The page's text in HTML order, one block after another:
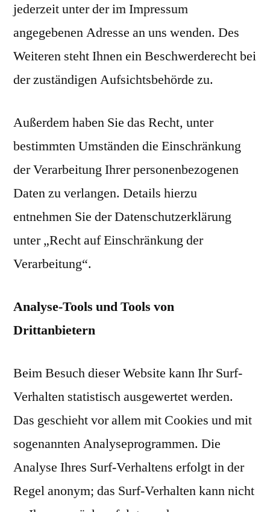
jederzeit unter der im Impressum
angegebenen Adresse an uns wenden. Des
Weiteren steht Ihnen ein Beschwerderecht bei
der zuständigen Aufsichtsbehörde zu.
Außerdem haben Sie das Recht, unter
bestimmten Umständen die Einschränkung
der Verarbeitung Ihrer personenbezogenen
Daten zu verlangen. Details hierzu
entnehmen Sie der Datenschutzerklärung
unter „Recht auf Einschränkung der
Verarbeitung“.
Analyse-Tools und Tools von
Drittanbietern
Beim Besuch dieser Website kann Ihr Surf-
Verhalten statistisch ausgewertet werden.
Das geschieht vor allem mit Cookies und mit
sogenannten Analyseprogrammen. Die
Analyse Ihres Surf-Verhaltens erfolgt in der
Regel anonym; das Surf-Verhalten kann nicht